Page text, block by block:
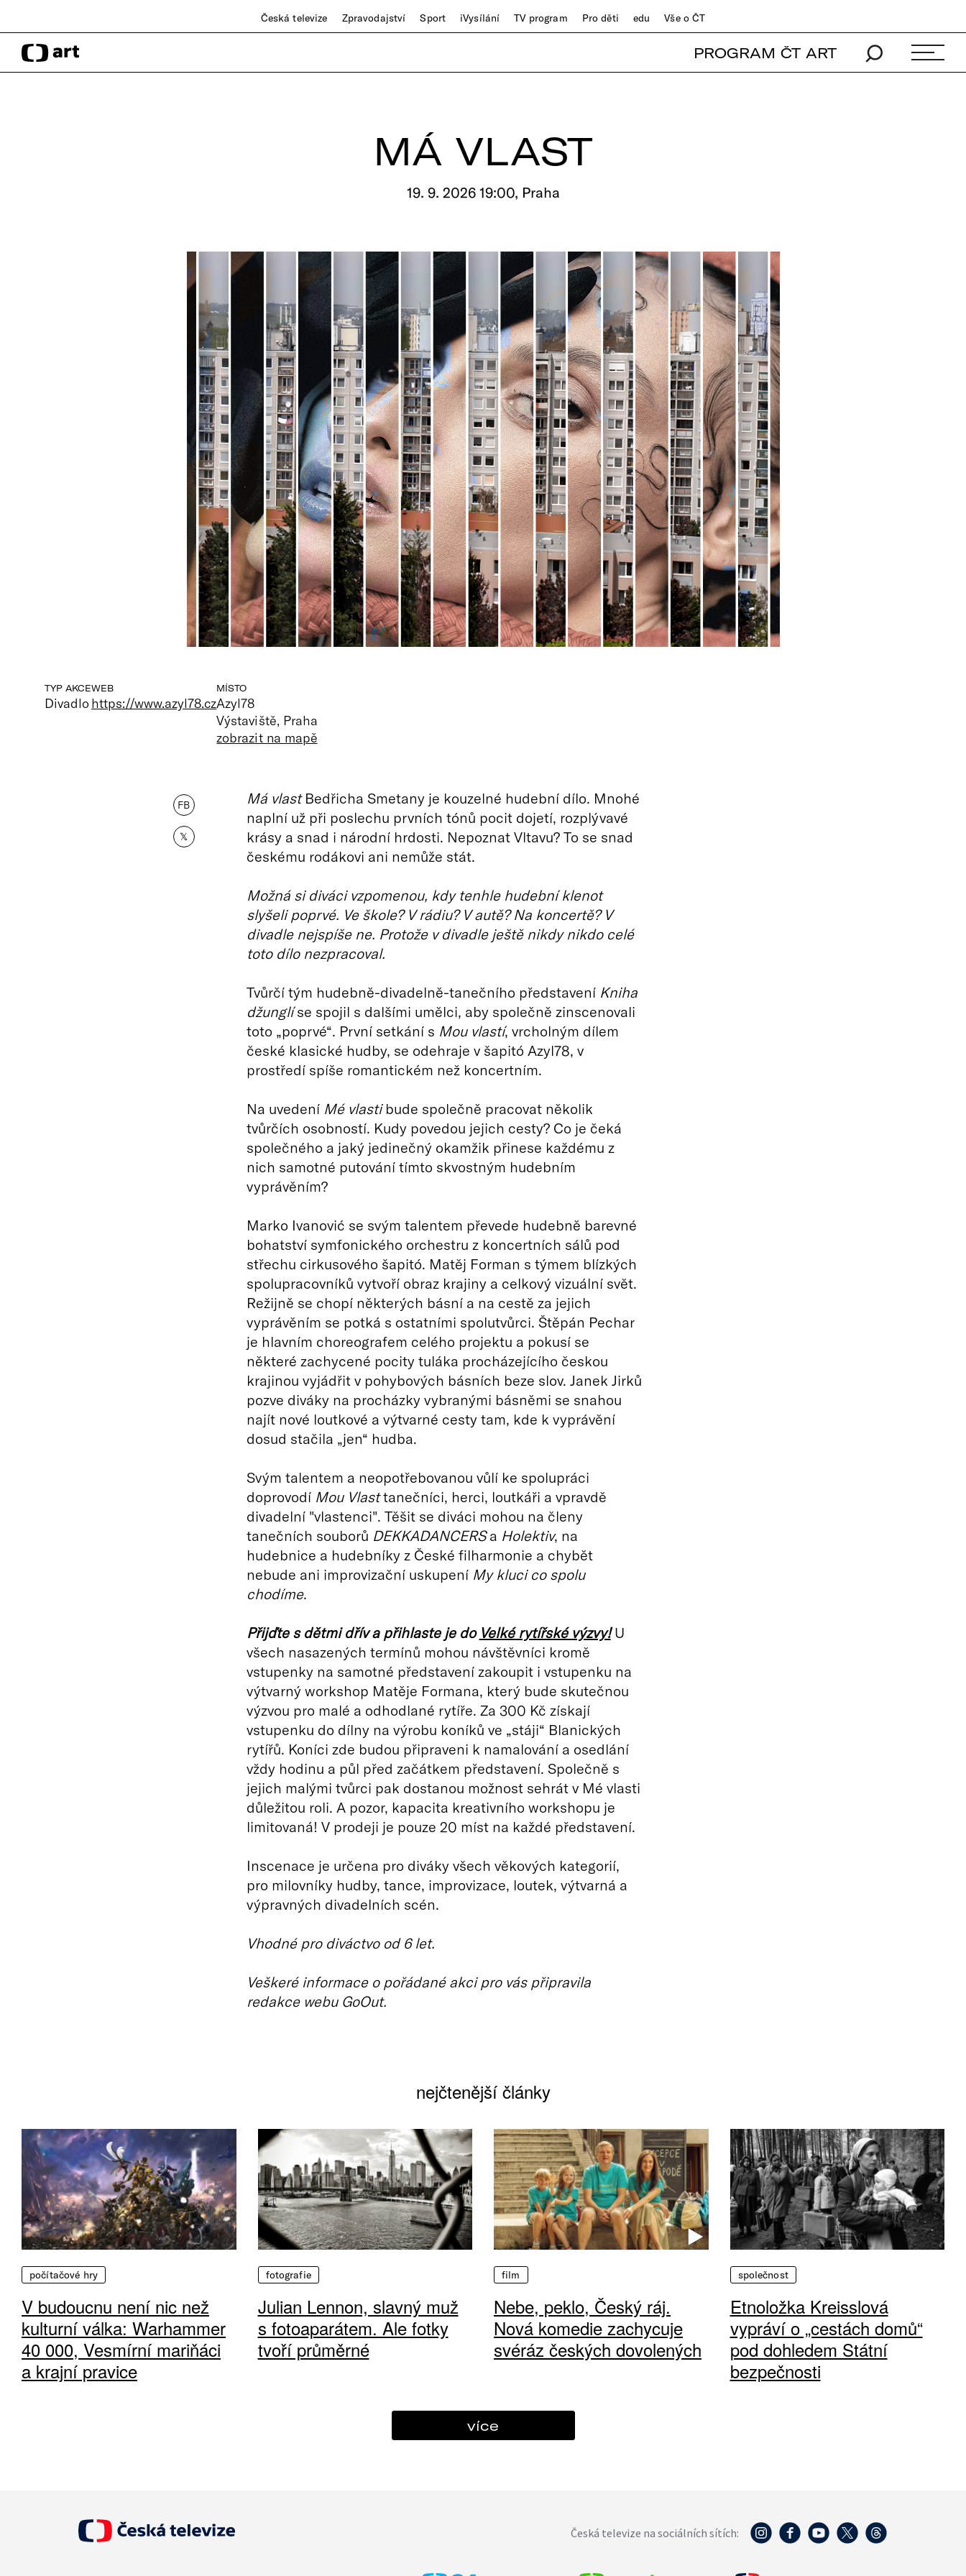
Česká televize Zpravodajství Sport iVysílání TV program Pro děti edu Vše o ČT
PROGRAM ČT ART
MÁ VLAST
19. 9. 2026 19:00, Praha
TYP AKCE
Divadlo
WEB
https://www.azyl78.cz
MÍSTO
Azyl78
Výstaviště, Praha
zobrazit na mapě
FB
𝕏
Má vlastBedřicha Smetany je kouzelné hudební dílo. Mnohé
naplní už při poslechu prvních tónů pocit dojetí, rozplývavé
krásy a snad i národní hrdosti. Nepoznat Vltavu? To se snad
českému rodákovi ani nemůže stát.
Možná si diváci vzpomenou, kdy tenhle hudební klenot
slyšeli poprvé. Ve škole? V rádiu? V autě? Na koncertě? V
divadle nejspíše ne. Protože v divadle ještě nikdy nikdo celé
toto dílo nezpracoval.
Tvůrčí tým hudebně-divadelně-tanečního představení Kniha
džunglíse spojil s dalšími umělci, aby společně zinscenovali
toto „poprvé“. První setkání s Mou vlastí, vrcholným dílem
české klasické hudby, se odehraje v šapitó Azyl78, v
prostředí spíše romantickém než koncertním.
Na uvedení Mé vlastibude společně pracovat několik
tvůrčích osobností. Kudy povedou jejich cesty? Co je čeká
společného a jaký jedinečný okamžik přinese každému z
nich samotné putování tímto skvostným hudebním
vyprávěním?
Marko Ivanović se svým talentem převede hudebně barevné
bohatství symfonického orchestru z koncertních sálů pod
střechu cirkusového šapitó. Matěj Forman s týmem blízkých
spolupracovníků vytvoří obraz krajiny a celkový vizuální svět.
Režijně se chopí některých básní a na cestě za jejich
vyprávěním se potká s ostatními spolutvůrci. Štěpán Pechar
je hlavním choreografem celého projektu a pokusí se
některé zachycené pocity tuláka procházejícího českou
krajinou vyjádřit v pohybových básních beze slov. Janek Jirků
pozve diváky na procházky vybranými básněmi se snahou
najít nové loutkové a výtvarné cesty tam, kde k vyprávění
dosud stačila „jen“ hudba.
Svým talentem a neopotřebovanou vůlí ke spolupráci
doprovodí Mou Vlasttanečníci, herci, loutkáři a vpravdě
divadelní "vlastenci". Těšit se diváci mohou na členy
tanečních souborů DEKKADANCERSa Holektiv, na
hudebnice a hudebníky z České filharmonie a chybět
nebude ani improvizační uskupení My kluci co spolu
chodíme.
Přijďte s dětmi dřív a přihlaste je do Velké rytířské výzvy!U
všech nasazených termínů mohou návštěvníci kromě
vstupenky na samotné představení zakoupit i vstupenku na
výtvarný workshop Matěje Formana, který bude skutečnou
výzvou pro malé a odhodlané rytíře. Za 300 Kč získají
vstupenku do dílny na výrobu koníků ve „stáji“ Blanických
rytířů. Koníci zde budou připraveni k namalování a osedlání
vždy hodinu a půl před začátkem představení. Společně s
jejich malými tvůrci pak dostanou možnost sehrát v Mé vlasti
důležitou roli. A pozor, kapacita kreativního workshopu je
limitovaná! V prodeji je pouze 20 míst na každé představení.
Inscenace je určena pro diváky všech věkových kategorií,
pro milovníky hudby, tance, improvizace, loutek, výtvarná a
výpravných divadelních scén.
Vhodné pro diváctvo od 6 let.
Veškeré informace o pořádané akci pro vás připravila
redakce webu GoOut.
nejčtenější články
počítačové hry
V budoucnu není nic než
kulturní válka: Warhammer
40 000, Vesmírní mariňáci
a krajní pravice
fotografie
Julian Lennon, slavný muž
s fotoaparátem. Ale fotky
tvoří průměrné
film
Nebe, peklo, Český ráj.
Nová komedie zachycuje
svéráz českých dovolených
společnost
Etnoložka Kreisslová
vypráví o „cestách domů“
pod dohledem Státní
bezpečnosti
více
Česká televize na sociálních sítích: